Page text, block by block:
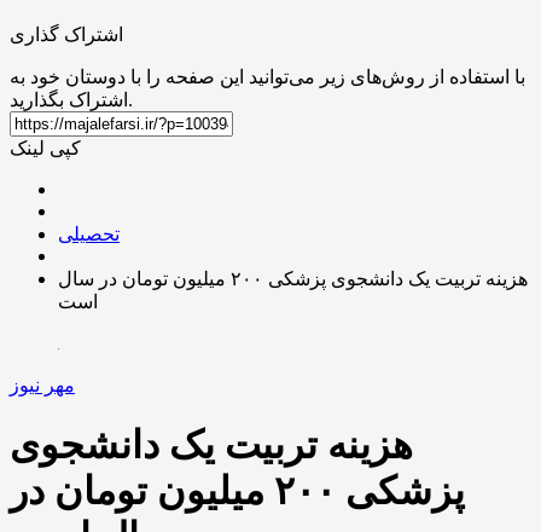
اشتراک گذاری
با استفاده از روش‌های زیر می‌توانید این صفحه را با دوستان خود به
اشتراک بگذارید.
کپی لینک
تحصیلی
هزینه تربیت یک دانشجوی پزشکی ۲۰۰ میلیون تومان در سال
است
مهر نیوز
هزینه تربیت یک دانشجوی
پزشکی ۲۰۰ میلیون تومان در